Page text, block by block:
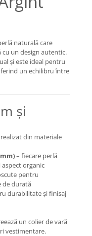
naturală care
un design autentic.
și este ideal pentru
un echilibru între
și
din materiale
– fiecare perlă
organic
pentru
de durată
durabilitate și finisaj
un colier de vară
vestimentare.